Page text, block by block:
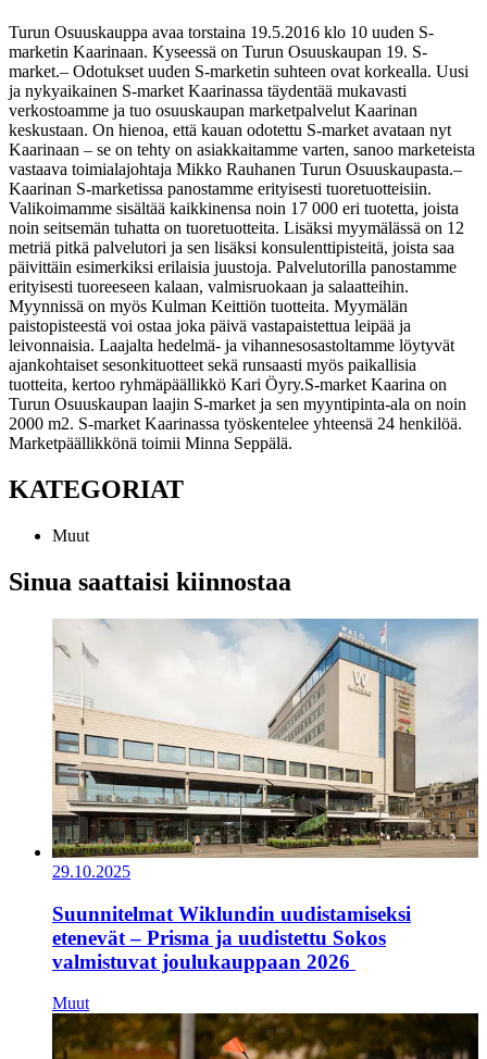
Turun Osuuskauppa avaa torstaina 19.5.2016 klo 10 uuden S-
marketin Kaarinaan. Kyseessä on Turun Osuuskaupan 19. S-
market.– Odotukset uuden S-marketin suhteen ovat korkealla. Uusi
ja nykyaikainen S-market Kaarinassa täydentää mukavasti
verkostoamme ja tuo osuuskaupan marketpalvelut Kaarinan
keskustaan. On hienoa, että kauan odotettu S-market avataan nyt
Kaarinaan – se on tehty on asiakkaitamme varten, sanoo marketeista
vastaava toimialajohtaja Mikko Rauhanen Turun Osuuskaupasta.–
Kaarinan S-marketissa panostamme erityisesti tuoretuotteisiin.
Valikoimamme sisältää kaikkinensa noin 17 000 eri tuotetta, joista
noin seitsemän tuhatta on tuoretuotteita. Lisäksi myymälässä on 12
metriä pitkä palvelutori ja sen lisäksi konsulenttipisteitä, joista saa
päivittäin esimerkiksi erilaisia juustoja. Palvelutorilla panostamme
erityisesti tuoreeseen kalaan, valmisruokaan ja salaatteihin.
Myynnissä on myös Kulman Keittiön tuotteita. Myymälän
paistopisteestä voi ostaa joka päivä vastapaistettua leipää ja
leivonnaisia. Laajalta hedelmä- ja vihannesosastoltamme löytyvät
ajankohtaiset sesonkituotteet sekä runsaasti myös paikallisia
tuotteita, kertoo ryhmäpäällikkö Kari Öyry.S-market Kaarina on
Turun Osuuskaupan laajin S-market ja sen myyntipinta-ala on noin
2000 m2. S-market Kaarinassa työskentelee yhteensä 24 henkilöä.
Marketpäällikkönä toimii Minna Seppälä.
KATEGORIAT
Muut
Sinua saattaisi kiinnostaa
29.10.2025
Suunnitelmat Wiklundin uudistamiseksi
etenevät – Prisma ja uudistettu Sokos
valmistuvat joulukauppaan 2026
Muut